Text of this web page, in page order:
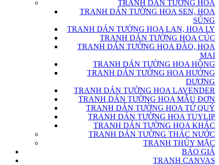
TRANH DÁN TƯỜNG HOA
TRANH DÁN TƯỜNG HOA SEN, HOA
SÚNG
TRANH DÁN TƯỜNG HOA LAN, HOA LY
TRANH DÁN TƯỜNG HOA CÚC
TRANH DÁN TƯỜNG HOA ĐÀO, HOA
MAI
TRANH DÁN TƯỜNG HOA HỒNG
TRANH DÁN TƯỜNG HOA HƯỚNG
DƯƠNG
TRANH DÁN TƯỜNG HOA LAVENDER
TRANH DÁN TƯỜNG HOA MẪU ĐƠN
TRANH DÁN TƯỜNG HOA TỨ QUÝ
TRANH DÁN TƯỜNG HOA TUYLIP
TRANH DÁN TƯỜNG HOA KHÁC
TRANH DÁN TƯỜNG THÁC NƯỚC
TRANH THỦY MẶC
BÁO GIÁ
TRANH CANVAS